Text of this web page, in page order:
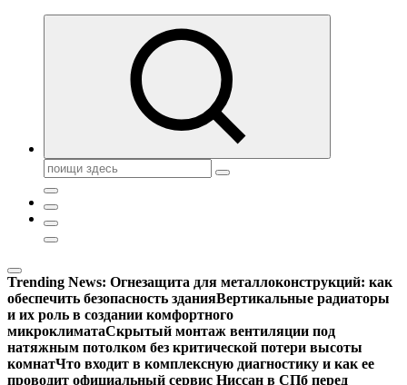
Поиск:
Trending News: Огнезащита для металлоконструкций: как
обеспечить безопасность зданияВертикальные радиаторы
и их роль в создании комфортного
микроклиматаСкрытый монтаж вентиляции под
натяжным потолком без критической потери высоты
комнатЧто входит в комплексную диагностику и как ее
проводит официальный сервис Ниссан в СПб перед